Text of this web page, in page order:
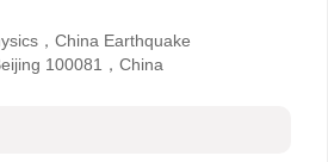
，China Earthquake
100081，China